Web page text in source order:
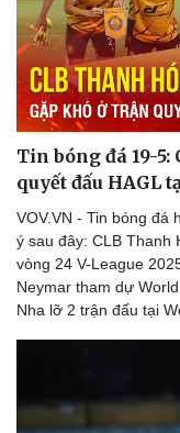
Tin bóng đá 19-
quyết đấu HAGL
VOV.VN - Tin bóng đá
ý sau đây: CLB Thanh
vòng 24 V-League
Neymar tham dự
Nha lỡ 2 trận đấu tại